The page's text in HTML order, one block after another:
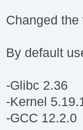
Changed the
By default
-Glibc 2.36
-Kernel
-GCC 12.2.0